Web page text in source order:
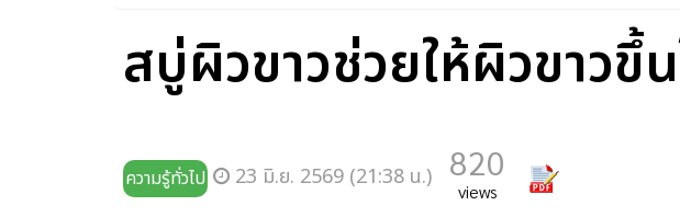
สบู่ผิวขาวช่วยให้ผิวขาวขึ้
ความรู้ทั่วไป 23 มิ.ย. 2569 (21:38 น.) 820
views